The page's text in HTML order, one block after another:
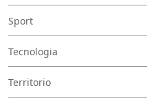
Sport
Tecnologia
Territorio